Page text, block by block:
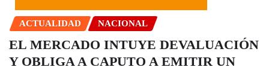
ACTUALIDAD NACIONAL
EL MERCADO INTUYE DEVALUACIÓN
Y OBLIGA A CAPUTO A EMITIR UN